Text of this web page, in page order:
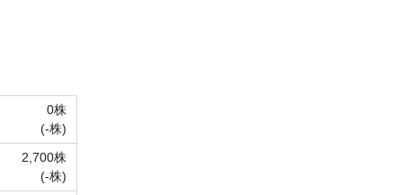
0株
(-株)
2,700株
(-株)